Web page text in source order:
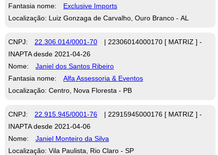
Fantasia nome:
Exclusive Imports
Localização: Luiz Gonzaga de Carvalho, Ouro Branco - AL
CNPJ: 22.306.014/0001-70
| 22306014000170 [ MATRIZ ] -
INAPTA desde 2021-04-26
Nome:
Janiel dos Santos Ribeiro
Fantasia nome:
Alfa Assessoria & Eventos
Localização: Centro, Nova Floresta - PB
CNPJ: 22.915.945/0001-76
| 22915945000176 [ MATRIZ ] -
INAPTA desde 2021-04-06
Nome:
Janiel Monteiro da Silva
Localização: Vila Paulista, Rio Claro - SP